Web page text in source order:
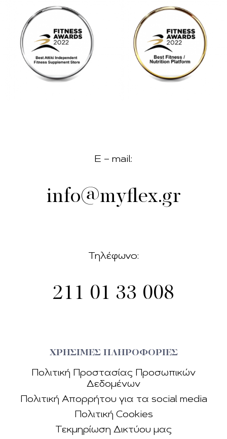
E – mail:
info@myflex.gr
Τηλέφωνο:
211 01 33 008
ΧΡΗΣΙΜΕΣ ΠΛΗΡΟΦΟΡΙΕΣ
Πολιτική Προστασίας Προσωπικών
Δεδοµένων
Πολιτική Απορρήτου για τα social media
Πολιτική Cookies
Τεκµηρίωση Δικτύου µας